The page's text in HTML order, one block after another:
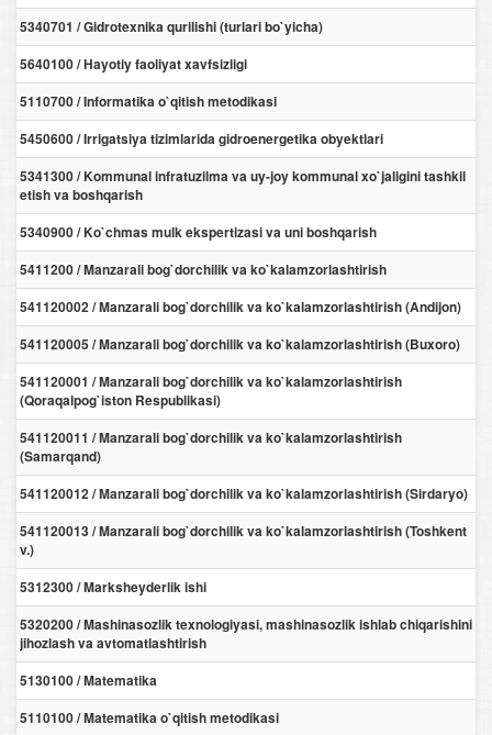
5340701 / Gidrotexnika qurilishi (turlari bo`yicha)
5640100 / Hayotiy faoliyat xavfsizligi
5110700 / Informatika o`qitish metodikasi
5450600 / Irrigatsiya tizimlarida gidroenergetika obyektlari
5341300 / Kommunal infratuzilma va uy-joy kommunal xo`jaligini tashkil
etish va boshqarish
5340900 / Ko`chmas mulk ekspertizasi va uni boshqarish
5411200 / Manzarali bog`dorchilik va ko`kalamzorlashtirish
541120002 / Manzarali bog`dorchilik va ko`kalamzorlashtirish (Andijon)
541120005 / Manzarali bog`dorchilik va ko`kalamzorlashtirish (Buxoro)
541120001 / Manzarali bog`dorchilik va ko`kalamzorlashtirish
(Qoraqalpog`iston Respublikasi)
541120011 / Manzarali bog`dorchilik va ko`kalamzorlashtirish
(Samarqand)
541120012 / Manzarali bog`dorchilik va ko`kalamzorlashtirish (Sirdaryo)
541120013 / Manzarali bog`dorchilik va ko`kalamzorlashtirish (Toshkent
v.)
5312300 / Marksheyderlik ishi
5320200 / Mashinasozlik texnologiyasi, mashinasozlik ishlab chiqarishini
jihozlash va avtomatlashtirish
5130100 / Matematika
5110100 / Matematika o`qitish metodikasi